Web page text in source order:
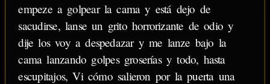
empeze a golpear la cama y está dejo de
sacudirse, lanse un grito horrorizante de odio y
dije los voy a despedazar y me lanze bajo la
cama lanzando golpes groserías y todo, hasta
escupitajos, Vi cómo salieron por la puerta una